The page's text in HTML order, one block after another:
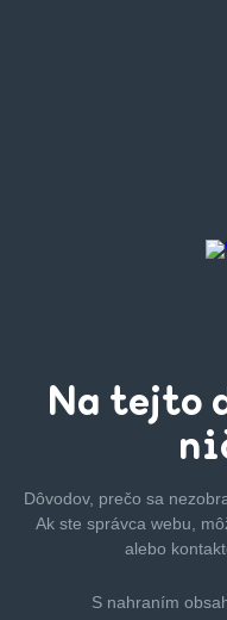
Na tejto
Dôvodov, prečo sa
Ak ste správca webu,
alebo
S nahraním